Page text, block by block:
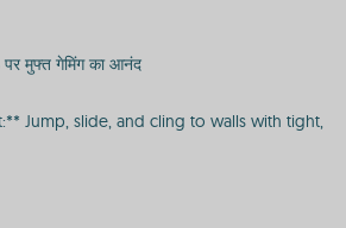
मुफ्त गेमिंग का आनंद
Jump, slide, and cling to walls with tight,